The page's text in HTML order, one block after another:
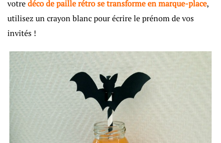
votredéco de paille rétro se transforme en marque-place,
utilisez un crayon blanc pour écrire le prénom de vos
invités !